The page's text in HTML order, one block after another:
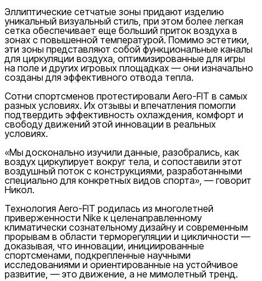
Эллиптические сетчатые зоны придают изделию
уникальный визуальный стиль, при этом более легкая
сетка обеспечивает еще больший приток воздуха в
зонах с повышенной температурой. Помимо эстетики,
эти зоны представляют собой функциональные каналы
для циркуляции воздуха, оптимизированные для игры
на поле и других игровых площадках — они изначально
созданы для эффективного отвода тепла.
Сотни спортсменов протестировали Aero-FIT в самых
разных условиях. Их отзывы и впечатления помогли
подтвердить эффективность охлаждения, комфорт и
свободу движений этой инновации в реальных
условиях.
«Мы досконально изучили данные, разобрались, как
воздух циркулирует вокруг тела, и сопоставили этот
воздушный поток с конструкциями, разработанными
специально для конкретных видов спорта», — говорит
Никол.
Технология Aero-FIT родилась из многолетней
приверженности Nike к целенаправленному
климатически сознательному дизайну и современным
прорывам в области терморегуляции и цикличности —
доказывая, что инновации, инициированные
спортсменами, подкрепленные научными
исследованиями и ориентированные на устойчивое
развитие, — это движение, а не мимолетный тренд.